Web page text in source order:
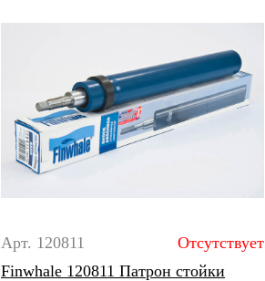
Арт. 120811
Отсутствует
Finwhale 120811 Патрон стойки